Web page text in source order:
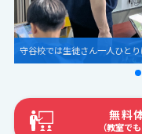
守谷校では生徒さん一人ひと
無料
（教室で